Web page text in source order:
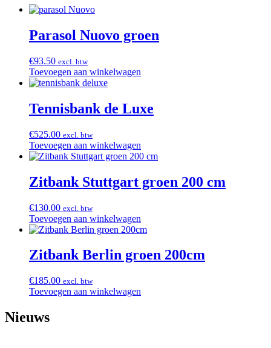
Parasol Nuovo groen
€93.50 excl. btw
Toevoegen aan winkelwagen
Tennisbank de Luxe
€525.00 excl. btw
Toevoegen aan winkelwagen
Zitbank Stuttgart groen 200 cm
€130.00 excl. btw
Toevoegen aan winkelwagen
Zitbank Berlin groen 200cm
€185.00 excl. btw
Toevoegen aan winkelwagen
Nieuws